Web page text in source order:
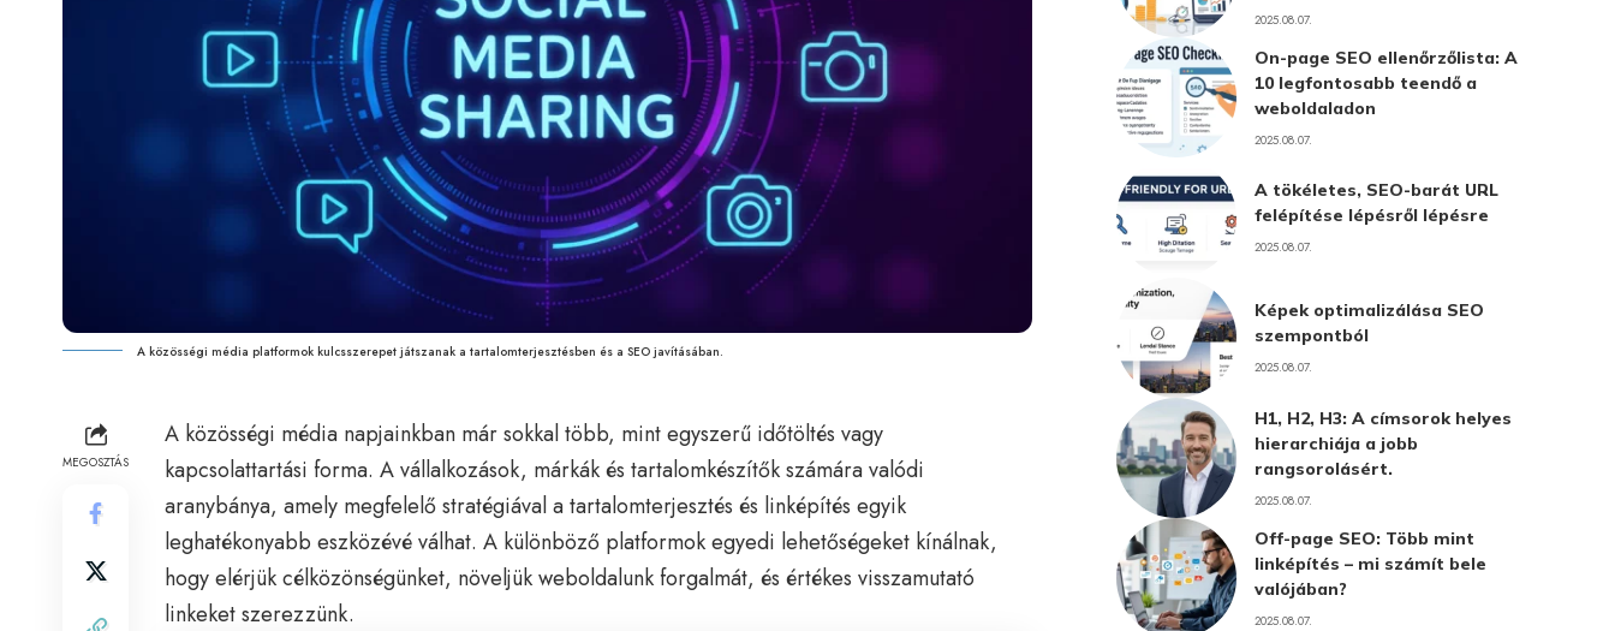
A közösségi média platformok kulcsszerepet játszanak a tartalomterjesztésben és a SEO javításában.
MEGOSZTÁS
A közösségi média napjainkban már sokkal több, mint egyszerű időtöltés vagy
kapcsolattartási forma. A vállalkozások, márkák és tartalomkészítők számára valódi
aranybánya, amely megfelelő stratégiával a tartalomterjesztés és linképítés egyik
leghatékonyabb eszközévé válhat. A különböző platformok egyedi lehetőségeket kínálnak,
hogy elérjük célközönségünket, növeljük weboldalunk forgalmát, és értékes visszamutató
linkeket szerezzünk.
2025.08.07.
On-page SEO ellenőrzőlista: A
10 legfontosabb teendő a
weboldaladon
2025.08.07.
A tökéletes, SEO-barát URL
felépítése lépésről lépésre
2025.08.07.
Képek optimalizálása SEO
szempontból
2025.08.07.
H1, H2, H3: A címsorok helyes
hierarchiája a jobb
rangsorolásért.
2025.08.07.
Off-page SEO: Több mint
linképítés – mi számít bele
valójában?
2025.08.07.